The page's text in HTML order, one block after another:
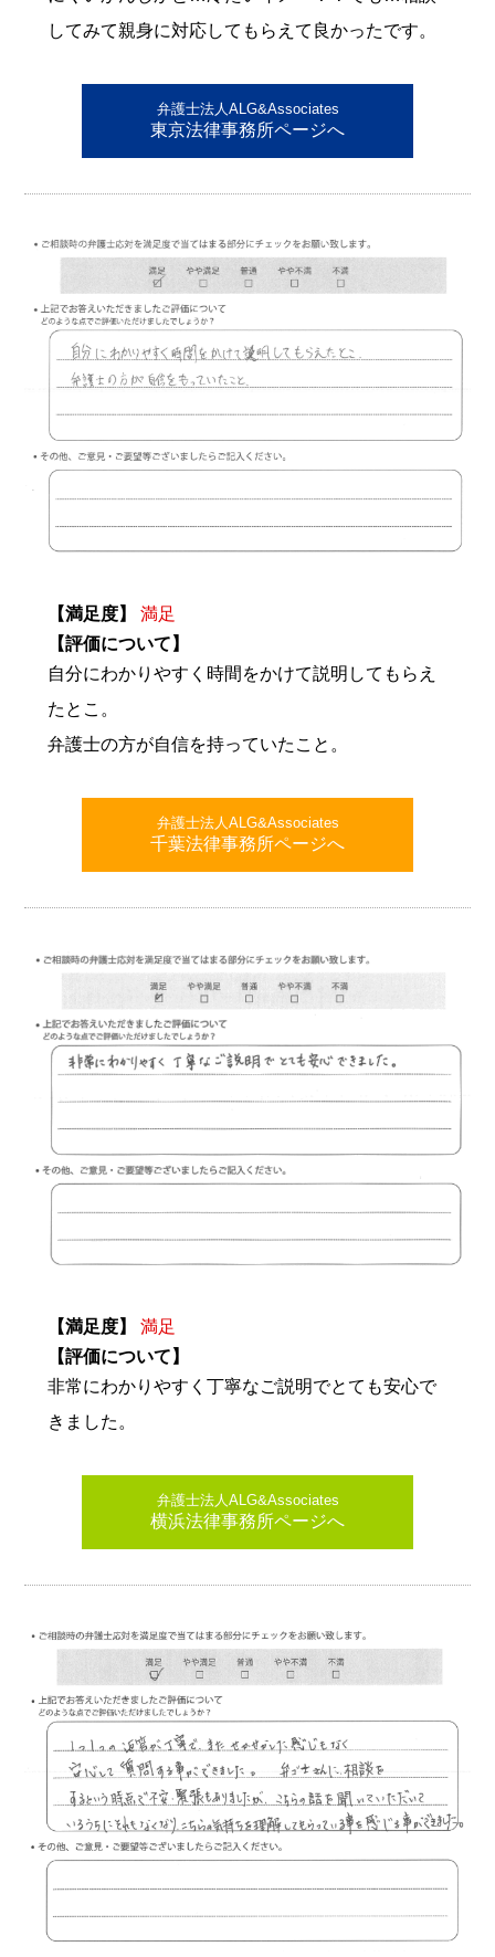
してみて親身に対応してもらえて良かったです。
弁護士法人ALG&Associates
東京法律事務所ページへ
【満足度】
満足
【評価について】
自分にわかりやすく時間をかけて説明してもらえ
たとこ。
弁護士の方が自信を持っていたこと。
弁護士法人ALG&Associates
千葉法律事務所ページへ
【満足度】
満足
【評価について】
非常にわかりやすく丁寧なご説明でとても安心で
きました。
弁護士法人ALG&Associates
横浜法律事務所ページへ